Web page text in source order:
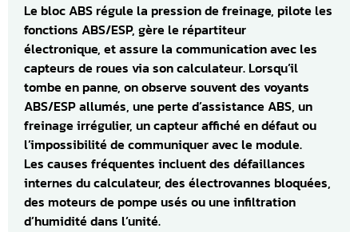
Le bloc ABS régule la pression de freinage, pilote les
fonctions ABS/ESP, gère le répartiteur
électronique, et assure la communication avec les
capteurs de roues via son calculateur. Lorsqu’il
tombe en panne, on observe souvent des voyants
ABS/ESP allumés, une perte d’assistance ABS, un
freinage irrégulier, un capteur affiché en défaut ou
l’impossibilité de communiquer avec le module.
Les causes fréquentes incluent des défaillances
internes du calculateur, des électrovannes bloquées,
des moteurs de pompe usés ou une infiltration
d’humidité dans l’unité.